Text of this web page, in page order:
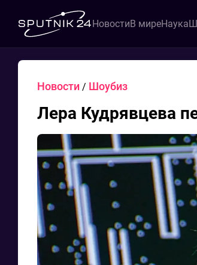
НовостиВ миреНаука
Новости / Шоубиз
Лера Кудрявцева